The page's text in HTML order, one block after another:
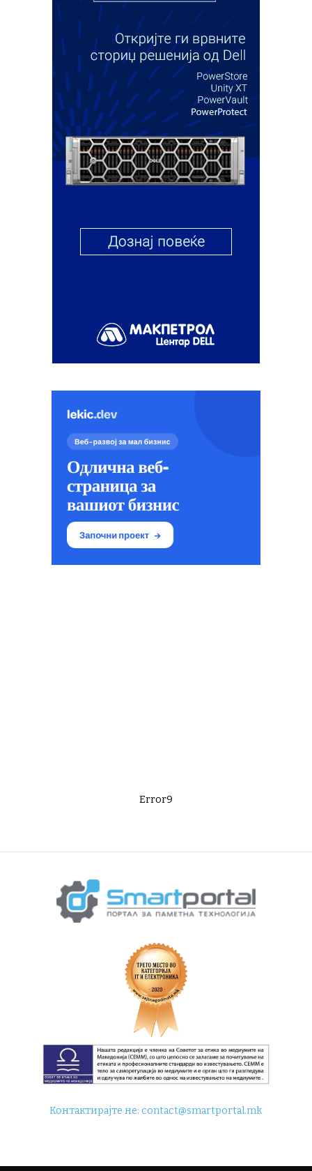
Error9
Контактирајте не:contact@smartportal.mk